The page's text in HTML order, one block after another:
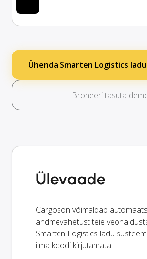
Ühenda Smarten Logistics
Broneeri tasuta
Ülevaade
Cargoson võimaldab
andmevahetust teie
Smarten Logistics ladu
ilma koodi kirjutamata.